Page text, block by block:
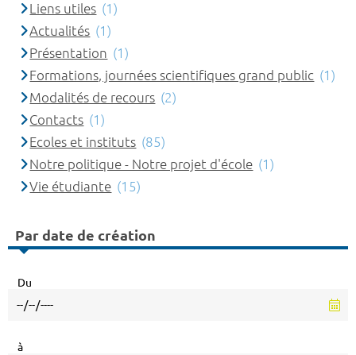
Liens utiles (1)
Actualités (1)
Présentation (1)
Formations, journées scientifiques grand public (1)
Modalités de recours (2)
Contacts (1)
Ecoles et instituts (85)
Notre politique - Notre projet d'école (1)
Vie étudiante (15)
Par date de création
Du
à